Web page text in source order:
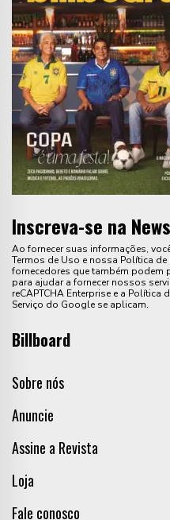
Inscreva-se na
Ao fornecer suas informações,
Termos de Uso e nossa Política
fornecedores que também podem
para ajudar a fornecer nossos
reCAPTCHA Enterprise e a Política
Serviço do Google se aplicam.
Billboard
Sobre nós
Anuncie
Assine a Revista
Loja
Fale conosco